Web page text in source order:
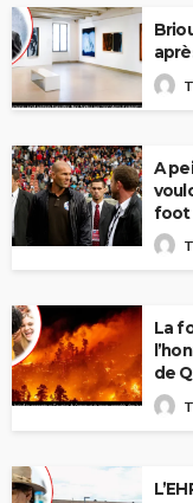
A
foot
La
de